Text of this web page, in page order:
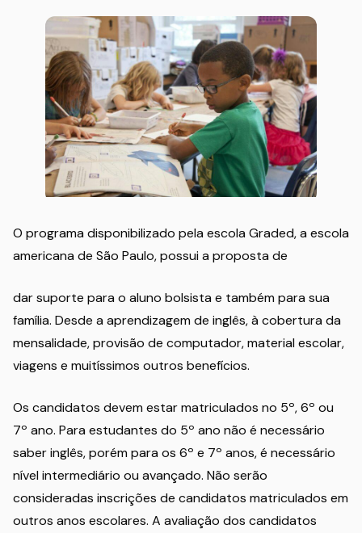
O programa disponibilizado pela escola Graded, a escola
americana de São Paulo, possui a proposta de
dar suporte para o aluno bolsista e também para sua
família. Desde a aprendizagem de inglês, à cobertura da
mensalidade, provisão de computador, material escolar,
viagens e muitíssimos outros benefícios.
Os candidatos devem estar matriculados no 5º, 6º ou
7º ano. Para estudantes do 5º ano não é necessário
saber inglês, porém para os 6º e 7º anos, é necessário
nível intermediário ou avançado. Não serão
consideradas inscrições de candidatos matriculados em
outros anos escolares. A avaliação dos candidatos